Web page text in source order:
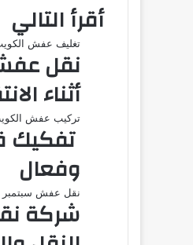
أقرأ التالي
تغليف عفش
نقل
أثناء
تركيب عفش
تفكيك
وفعال
نقل عفش سبتمبر 29,
شركة